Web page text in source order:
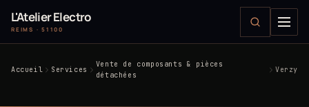
L'Atelier Electro
REIMS · 51100
Accueil Services
Vente de composants & pièces
détachées
Verzy